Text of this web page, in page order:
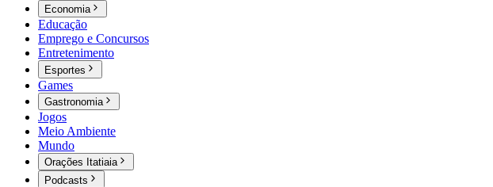
Economia
Educação
Emprego e Concursos
Entretenimento
Esportes
Games
Gastronomia
Jogos
Meio Ambiente
Mundo
Orações Itatiaia
Podcasts